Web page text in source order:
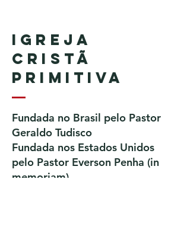
Igreja
Cristã
Primitiva
Fundada no Brasil pelo Pastor
Geraldo Tudisco
Fundada nos Estados Unidos
pelo Pastor Everson Penha​ (in
memoriam)